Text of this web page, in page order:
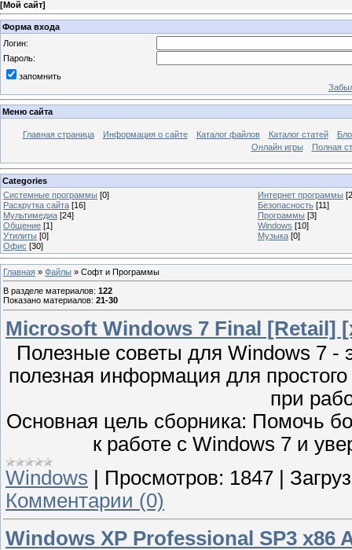
[Мой сайт]
Форма входа
Логин:
Пароль:
запомнить
Меню сайта
Главная страница Информация о сайте Каталог файлов Каталог статей
Онлайн игры
Полная
Categories
Системные программы [0] Интернет программы
Раскрутка сайта [16] Безопасность [11]
Мультимедиа [24] Программы [3]
Общение [1] Windows [10]
Утилиты [0] Музыка [0]
Офис [30]
Главная » Файлы » Софт и Программы
В разделе материалов: 122
Показано материалов: 21-30
Microsoft Windows 7 Final [Retail]
Полезные советы для Windows 7 -
полезная информация для
при
Основная цель сборника: Помочь
к работе с Windows 7 и
Windows
Просмотров: 1847
Комментарии (0)
Windows XP Professional SP3 x86